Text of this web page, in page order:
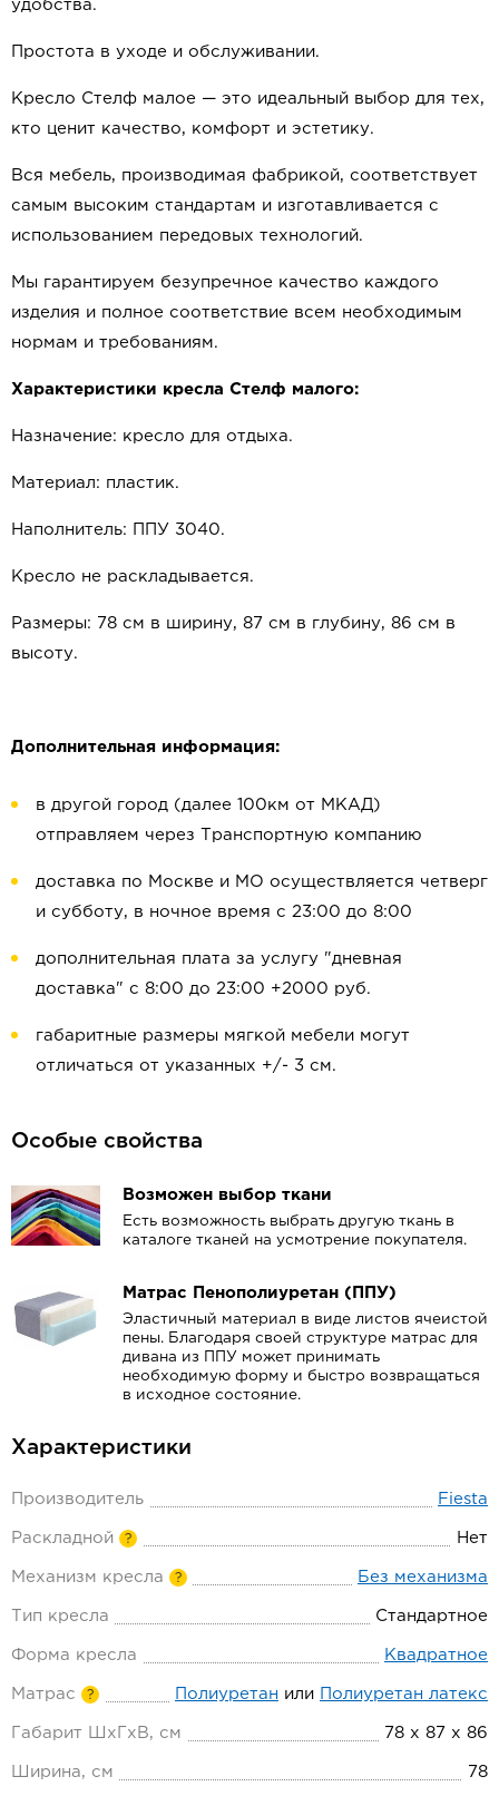
удобства.
Простота в уходе и обслуживании.
Кресло Стелф малое — это идеальный выбор для тех,
кто ценит качество, комфорт и эстетику.
Вся мебель, производимая фабрикой, соответствует
самым высоким стандартам и изготавливается с
использованием передовых технологий.
Мы гарантируем безупречное качество каждого
изделия и полное соответствие всем необходимым
нормам и требованиям.
Характеристики кресла Стелф малого:
Назначение: кресло для отдыха.
Материал: пластик.
Наполнитель: ППУ 3040.
Кресло не раскладывается.
Размеры: 78 см в ширину, 87 см в глубину, 86 см в
высоту.
Дополнительная информация:
в другой город (далее 100км от МКАД)
отправляем через Транспортную компанию
доставка по Москве и МО осуществляется четверг
и субботу, в ночное время с 23:00 до 8:00
дополнительная плата за услугу "дневная
доставка" с 8:00 до 23:00 +2000 руб.
габаритные размеры мягкой мебели могут
отличаться от указанных +/- 3 см.
Особые свойства
Возможен выбор ткани
Есть возможность выбрать другую ткань в
каталоге тканей на усмотрение покупателя.
Матрас Пенополиуретан (ППУ)
Эластичный материал в виде листов ячеистой
пены. Благодаря своей структуре матрас для
дивана из ППУ может принимать
необходимую форму и быстро возвращаться
в исходное состояние.
Характеристики
Производитель Fiesta
Раскладной ? Нет
Механизм кресла ? Без механизма
Тип кресла Стандартное
Форма кресла Квадратное
Матрас ? Полиуретан или Полиуретан латекс
Габарит ШхГхВ, см 78 х 87 х 86
Ширина, см 78